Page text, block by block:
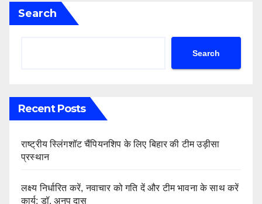
Search
Search
Recent Posts
राष्ट्रीय स्लिंगशॉट चैंपियनशिप के लिए बिहार की टीम उड़ीसा
प्रस्थान
लक्ष्य निर्धारित करें, नवाचार को गति दें और टीम भावना के साथ करें
कार्य: डॉ. अनुप दास